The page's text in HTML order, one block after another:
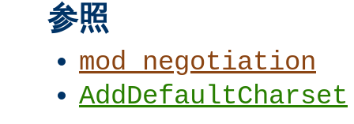
参照
mod_negotiation
AddDefaultCharset